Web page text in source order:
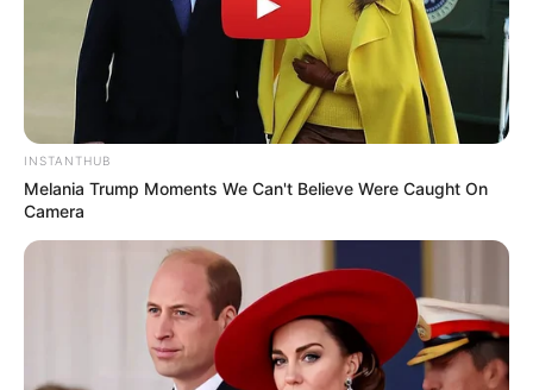
INSTANTHUB
Melania Trump Moments We Can't Believe Were Caught On
Camera